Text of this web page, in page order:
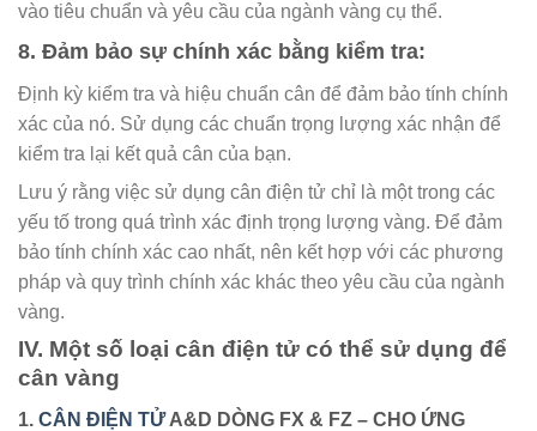
vào tiêu chuẩn và yêu cầu của ngành vàng cụ thể.
8. Đảm bảo sự chính xác bằng kiểm tra:
Định kỳ kiểm tra và hiệu chuẩn cân để đảm bảo tính chính
xác của nó. Sử dụng các chuẩn trọng lượng xác nhận để
kiểm tra lại kết quả cân của bạn.
Lưu ý rằng việc sử dụng cân điện tử chỉ là một trong các
yếu tố trong quá trình xác định trọng lượng vàng. Để đảm
bảo tính chính xác cao nhất, nên kết hợp với các phương
pháp và quy trình chính xác khác theo yêu cầu của ngành
vàng.
IV. Một số loại cân điện tử có thể sử dụng để
cân vàng
1. CÂN ĐIỆN TỬA&D DÒNG FX & FZ – CHO ỨNG